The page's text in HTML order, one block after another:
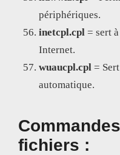
périphériques.
inetcpl.cpl = sert
Internet.
wuaucpl.cpl =
automatique.
fichiers :